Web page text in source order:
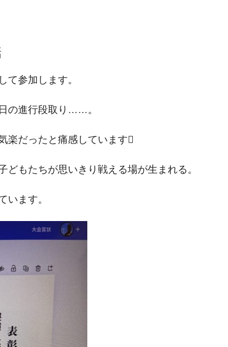
て参加します。
の進行段取り……。
楽だったと痛感しています
もたちが思いきり戦える場が生まれる。
います。